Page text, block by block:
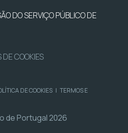
DO SERVIÇO PÚBLICO DE
COOKIES
DE COOKIES | TERMOS E
de Portugal 2026